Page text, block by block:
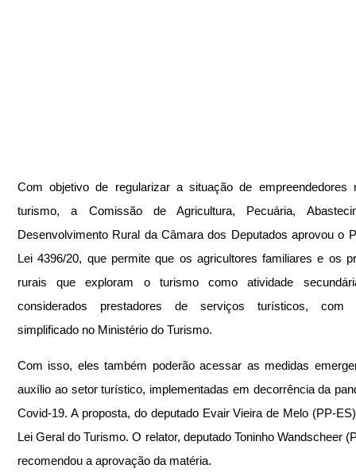
Com objetivo de regularizar a situação de empreendedores
turismo, a Comissão de Agricultura, Pecuária,
Desenvolvimento Rural da Câmara dos Deputados aprovou o
Lei 4396/20, que permite que os agricultores familiares e os
rurais que exploram o turismo como atividade
considerados prestadores de serviços turísticos, com
simplificado no Ministério do Turismo.
Com isso, eles também poderão acessar as medidas
auxílio ao setor turístico, implementadas em decorrência da
Covid-19. A proposta, do deputado Evair Vieira de Melo (PP-
Lei Geral do Turismo. O relator, deputado Toninho Wandscheer
recomendou a aprovação da matéria.